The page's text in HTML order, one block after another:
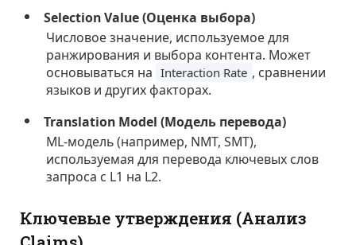
Selection Value (Оценка выбора)
Числовое значение, используемое для
ранжирования и выбора контента. Может
основываться на Interaction Rate , сравнении
языков и других факторах.
Translation Model (Модель перевода)
ML-модель (например, NMT, SMT),
используемая для перевода ключевых слов
запроса с L1 на L2.
Ключевые утверждения (Анализ